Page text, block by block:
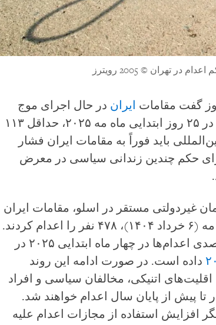
اعدام در تهران © 2005 رویترز
گفت مقامات ایران در حال اجرای موج
دهشتناکی از اعدام‌ها هستند و تنها در ۲۵ روز ابتدایی ماه مه ۲۰۲۵، حداقل ۱۱۳
باید فوراً به مقامات ایران فشار
حکم چندین زندانی سیاسی در معرض
غیردولتی مستقر در اسلو، مقامات ایران
از ابتدای سال ۲۰۲۵ تا روز ۲۷ ماه مه (۶ خرداد ۱۴۰۴)، ۴۷۸ نفر را اعدام کردند.
از افزایش ۷۵ درصدی اعدام‌ها در چهار ماه ابتدایی ۲۰۲۵ در
داده است. در صورت ادامه این روند
نفر، از جمله اقلیت‌های اتنیکی، مخالفان سیاسی و افراد
تا پیش از پایان سال اعدام خواهند شد.
افزایش استفاده از مجازات اعدام علیه